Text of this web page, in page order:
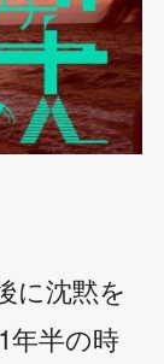
に沈黙を
年半の時